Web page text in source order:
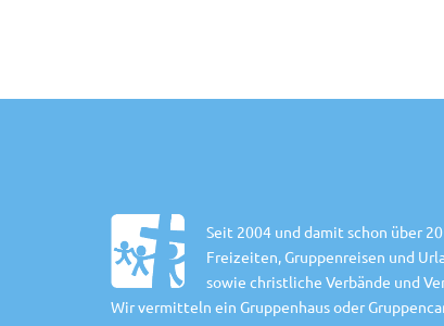
Seit 2004 und damit schon über
Freizeiten, Gruppenreisen und
sowie christliche Verbände und
Wir vermitteln ein Gruppenhaus oder